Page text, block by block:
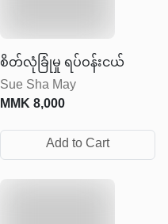
စိတ်လုံခြုံမှု ရပ်ဝန်းငယ်
Sue Sha May
MMK8,000
Add to Cart